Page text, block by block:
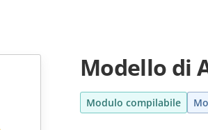
Modello di
Modulo compilabile